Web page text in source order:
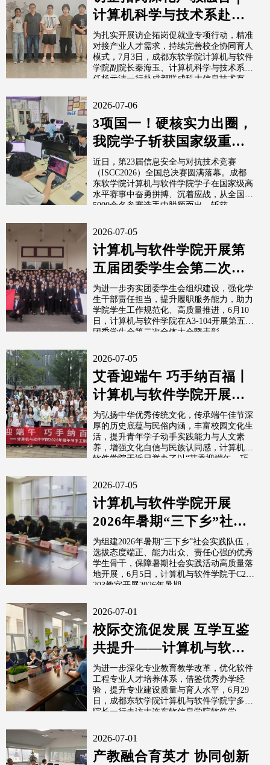
计算机科学与技术系赴联
成科大开展校企交流
为扎实开展访企拓岗促就业专项行动，精准
对接产业人才需求，持续完善校企协同育人
模式，7月3日，成都东软学院计算机与软件
学院副院长秦海玉、计算机科学与技术系主
任杨元洁一行赴成都联成科大信息技术有...
2026-07-06
3项国一！硬核实力出圈，
我院学子斩获国家级重磅
荣誉
近日，第23届信息安全与对抗技术竞赛
（ISCC2026）全国总决赛圆满落幕。成都
东软学院计算机与软件学院学子在国家级高
水平赛事中奋勇拼搏、沉着应战，从全国
5000余名参赛选手中脱颖而出、斩获...
2026-07-05
计算机与软件学院开展第
五届团委学生会第二次全
体大会暨表彰大会
为进一步夯实团委学生会组织建设，强化学
生干部责任担当，提升履职服务能力，助力
学院学生工作规范化、高质量推进，6月10
日，计算机与软件学院在A3-104开展第五届
团委学生会第二次全体大会暨表彰...
2026-07-05
艾香迎端午 巧手纳百福丨
计算机与软件学院开展端
午手工制作活动
为弘扬中华优秀传统文化，传承端午佳节深
厚的历史底蕴与民俗内涵，丰富校园文化生
活，提升青年学子动手实践能力与人文素
养，增强文化自信与民族认同感，计算机与
软件学院于近日举办了以“艾香迎端午，巧
2026-07-05
计算机与软件学院开展
2026年暑期“三下乡”社会
实践面试
为组建2026年暑期“三下乡”社会实践队伍，
选拔态度端正、能力出众、责任心强的优秀
学生骨干，保障暑期社会实践活动高质量落
地开展，6月5日，计算机与软件学院于C2-
203教室开展2026年暑期...
2026-07-01
校际交流促发展 互学互鉴
共提升——计算机与软件
学院走访大连东软信息学
院开展专业...
为进一步深化专业教育教学改革，优化软件
工程专业人才培养体系，借鉴优秀办学经
验，提升专业建设质量与育人水平，6月29
日，成都东软学院计算机与软件学院宁多彪
院长一行走访大连东软信息学院软件学
2026-07-01
产教融合育英才 协同创新